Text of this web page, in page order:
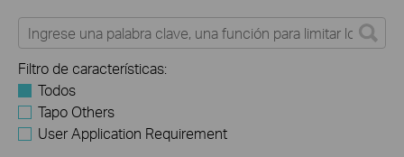
Filtro de características:
Todos
Tapo Others
User Application Requirement